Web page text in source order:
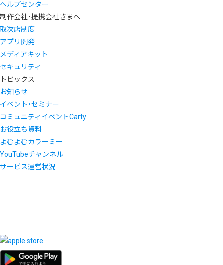
ヘルプセンター
制作会社・提携会社さまへ
取次店制度
アプリ開発
メディアキット
セキュリティ
トピックス
お知らせ
イベント・セミナー
コミュニティイベントCarty
お役立ち資料
よむよむカラーミー
YouTubeチャンネル
サービス運営状況